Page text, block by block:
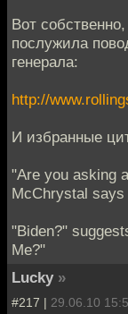
Вот
послужила
генерала:
http://
И избранные
"Are you asking
McChrystal
"Biden?"
Me?"
Lucky »
#217 | 29.06.10